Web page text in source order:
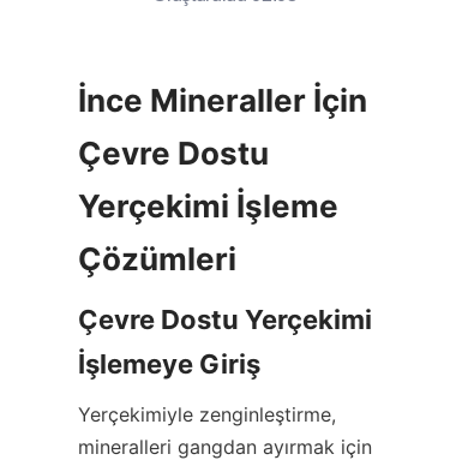
İnce Mineraller İçin
Çevre Dostu
Yerçekimi İşleme
Çevre Dostu Yerçekimi
Yerçekimiyle zenginleştirme,
mineralleri gangdan ayırmak için